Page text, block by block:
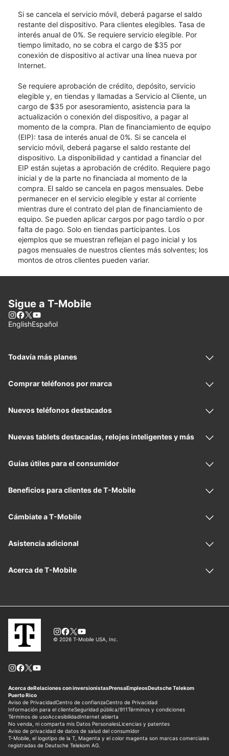
Si se cancela el servicio móvil, deberá pagarse el saldo
restante del dispositivo. Para clientes elegibles. Tasa de
interés anual de 0%. Se requiere servicio elegible. Por
tiempo limitado, no se cobra el cargo de $35 por
conexión de dispositivo al activar una línea nueva por
Internet.
Se requiere aprobación de crédito, depósito, servicio
elegible y, en tiendas y llamadas a Servicio al Cliente, un
cargo de $35 por asesoramiento, asistencia para la
actualización o conexión del dispositivo, a pagar al
momento de la compra. Plan de financiamiento de equipo
(EIP): tasa de interés anual de 0%. Si se cancela el
servicio móvil, deberá pagarse el saldo restante del
dispositivo. La disponibilidad y cantidad a financiar del
EIP están sujetas a aprobación de crédito. Requiere pago
inicial y de la parte no financiada al momento de la
compra. El saldo se cancela en pagos mensuales. Debe
permanecer en el servicio elegible y estar al corriente
mientras dure el contrato del plan de financiamiento de
equipo. Se pueden aplicar cargos por pago tardío o por
falta de pago. Solo en tiendas participantes. Los
ejemplos que se muestran reflejan el pago inicial y los
pagos mensuales de nuestros clientes más solventes; los
montos de otros clientes pueden variar.